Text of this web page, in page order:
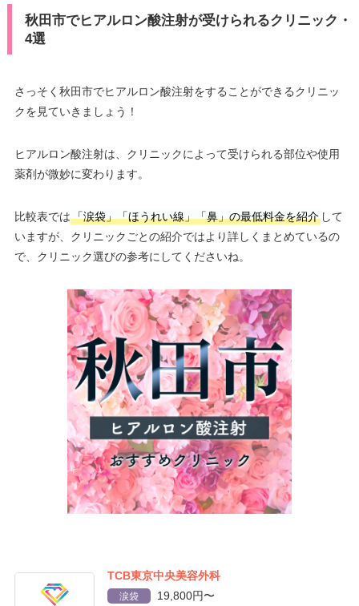
秋田市でヒアルロン酸注射が受けられるクリニック・
4選
さっそく秋田市でヒアルロン酸注射をすることができるクリニッ
クを見ていきましょう！
ヒアルロン酸注射は、クリニックによって受けられる部位や使用
薬剤が微妙に変わります。
比較表では「涙袋」「ほうれい線」「鼻」の最低料金を紹介して
いますが、クリニックごとの紹介ではより詳しくまとめているの
で、クリニック選びの参考にしてくださいね。
TCB東京中央美容外科
涙袋 19,800円〜